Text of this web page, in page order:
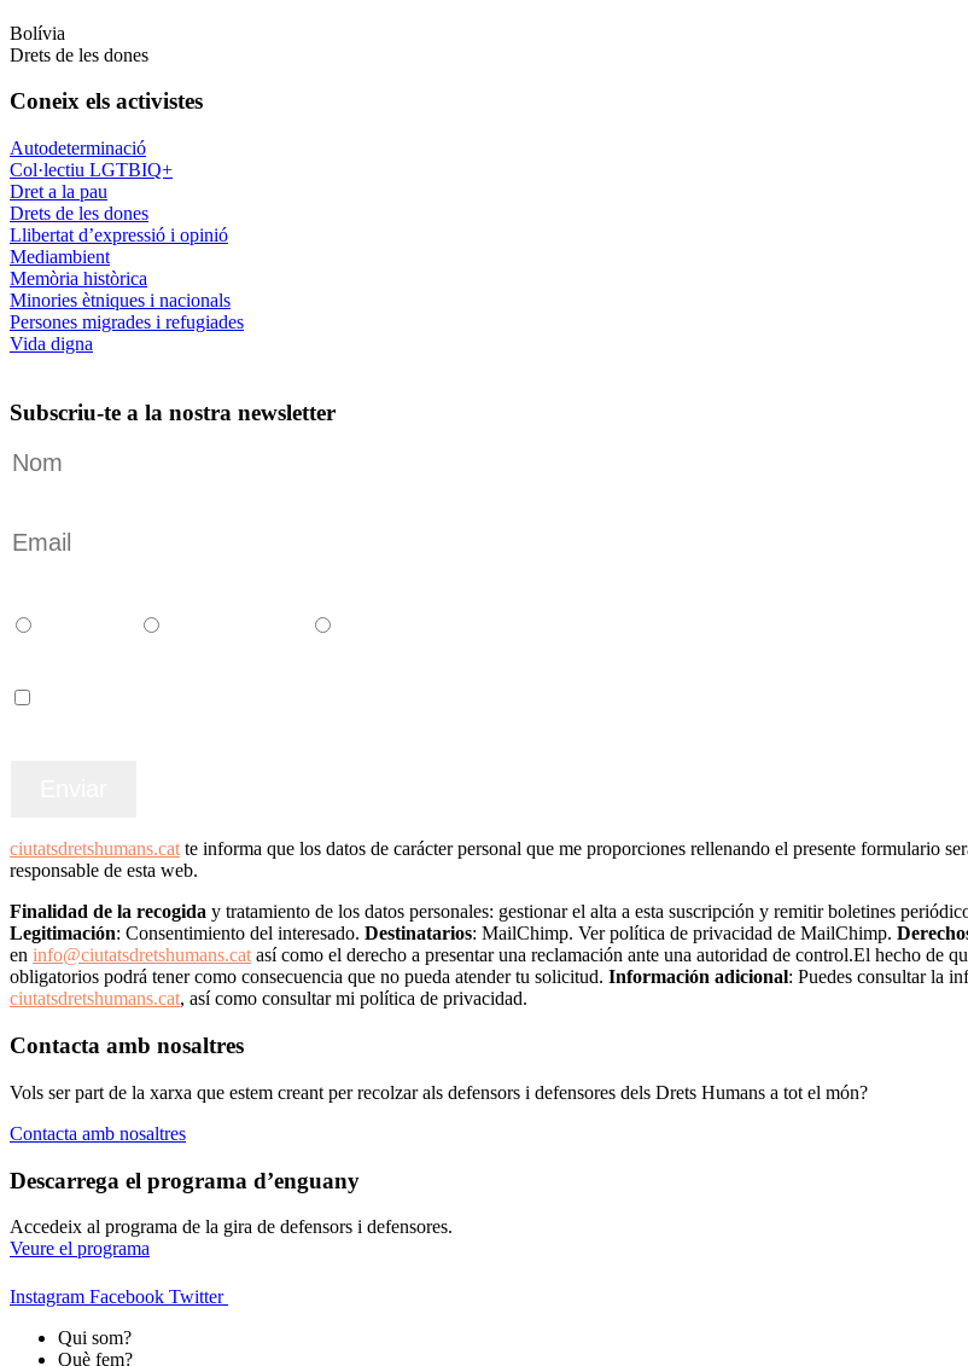
Bolívia
Drets de les dones
Coneix els activistes
Autodeterminació
Col·lectiu LGTBIQ+
Dret a la pau
Drets de les dones
Llibertat d’expressió i opinió
Mediambient
Memòria històrica
Minories ètniques i nacionals
Persones migrades i refugiades
Vida digna
Subscriu-te a la nostra newsletter
ciutatsdretshumans.cat te informa que los datos de carácter personal que me proporciones rellenando el presente
responsable de esta web.
Finalidad de la recogida y tratamiento de los datos personales: gestionar el alta a esta suscripción y remitir boletines
Legitimación: Consentimiento del interesado. Destinatarios: MailChimp. Ver política de privacidad de MailChimp.
en info@ciutatsdretshumans.cat así como el derecho a presentar una reclamación ante una autoridad de control.El hecho de
obligatorios podrá tener como consecuencia que no pueda atender tu solicitud. Información adicional: Puedes consultar la
ciutatsdretshumans.cat, así como consultar mi política de privacidad.
Contacta amb nosaltres
Vols ser part de la xarxa que estem creant per recolzar als defensors i defensores dels Drets Humans a tot el món?
Contacta amb nosaltres
Descarrega el programa d’enguany
Accedeix al programa de la gira de defensors i defensores.
Veure el programa
Instagram Facebook Twitter
Qui som?
Què fem?